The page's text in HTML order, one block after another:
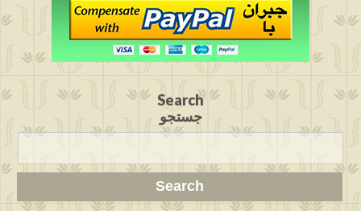
Search
جستجو